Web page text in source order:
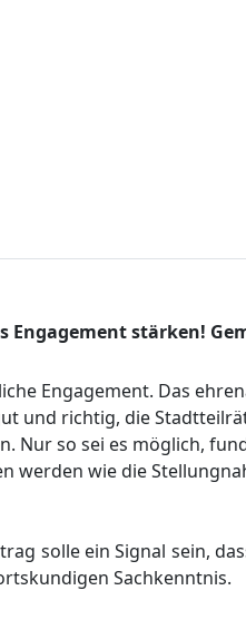
stärken!
Engagement. Das
und richtig, die
Nur so sei es möglich,
werden wie die
solle ein Signal sein,
Sachkenntnis.